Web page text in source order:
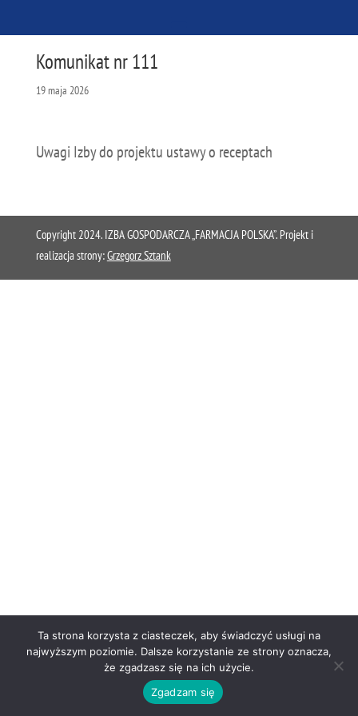
Komunikat nr 111
19 maja 2026
Uwagi Izby do projektu ustawy o receptach
Copyright 2024. IZBA GOSPODARCZA „FARMACJA POLSKA”. Projekt i
realizacja strony:Grzegorz Sztank
Ta strona korzysta z ciasteczek, aby świadczyć usługi na
najwyższym poziomie. Dalsze korzystanie ze strony oznacza,
że zgadzasz się na ich użycie.
Zgadzam się